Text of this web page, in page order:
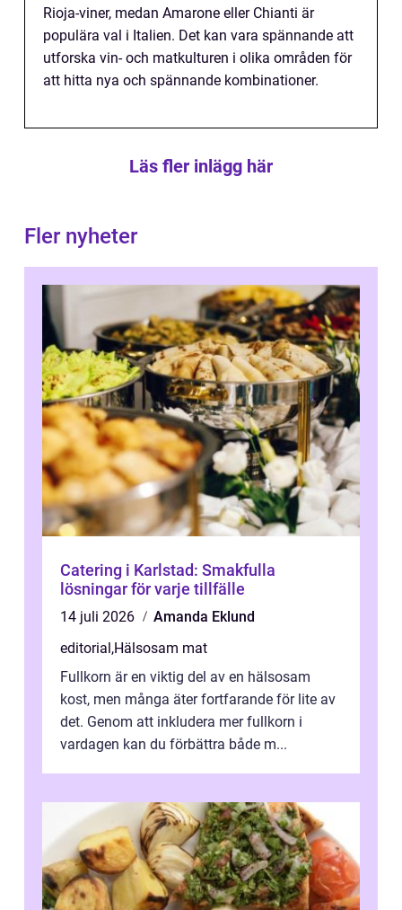
Rioja-viner, medan Amarone eller Chianti är
populära val i Italien. Det kan vara spännande att
utforska vin- och matkulturen i olika områden för
att hitta nya och spännande kombinationer.
Läs fler inlägg här
Fler nyheter
Catering i Karlstad: Smakfulla
lösningar för varje tillfälle
14 juli 2026
Amanda Eklund
editorial,Hälsosam mat
Fullkorn är en viktig del av en hälsosam
kost, men många äter fortfarande för lite av
det. Genom att inkludera mer fullkorn i
vardagen kan du förbättra både m...